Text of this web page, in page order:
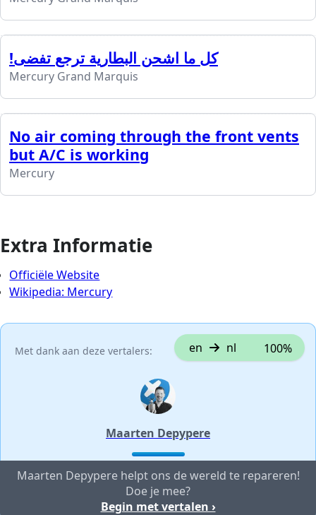
!كل ما اشحن البطارية ترجع تفضى
Mercury Grand Marquis
No air coming through the front vents
but A/C is working
Mercury
Extra Informatie
Officiële Website
Wikipedia: Mercury
Met dank aan deze vertalers: en nl 100%
Maarten Depypere
Maarten Depypere helpt ons de wereld te repareren!
Doe je mee?
Begin met vertalen ›